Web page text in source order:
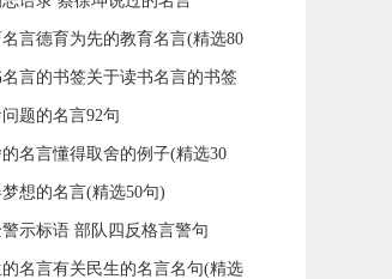
言德育为先的教育名言(精选80
言的书签关于读书名言的书签
)题的名言92句
名言懂得取舍的例子(精选30
想的名言(精选50句)
示标语 部队四反格言警句
名言有关民生的名言名句(精选